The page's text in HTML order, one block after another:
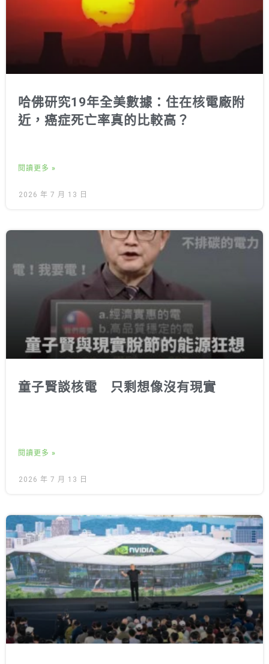
哈佛研究19年全美數據：住在核電廠附
近，癌症死亡率真的比較高？
閱讀更多 »
2026 年 7 月 13 日
童子賢談核電 只剩想像沒有現實
閱讀更多 »
2026 年 7 月 13 日